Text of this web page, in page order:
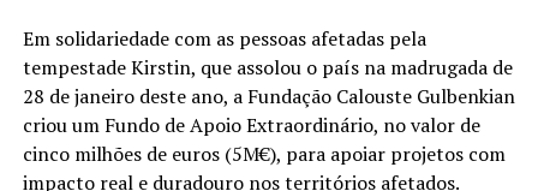
Em solidariedade com as pessoas afetadas pela
tempestade Kirstin, que assolou o país na madrugada de
28 de janeiro deste ano, a Fundação Calouste Gulbenkian
criou um Fundo de Apoio Extraordinário, no valor de
cinco milhões de euros (5M€), para apoiar projetos com
impacto real e duradouro nos territórios afetados.